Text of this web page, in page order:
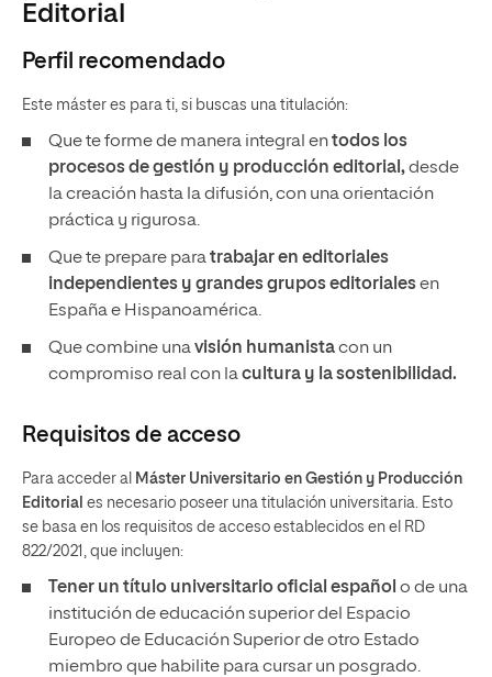
Editorial
Perfil recomendado
Este máster es para ti, si buscas una titulación:
Que te forme de manera integral entodos los
procesos de gestión y producción editorial,desde
la creación hasta la difusión, con una orientación
práctica y rigurosa.
Que te prepare paratrabajar en editoriales
independientes y grandes grupos editorialesen
España e Hispanoamérica.
Que combine unavisión humanistacon un
compromiso real con lacultura y la sostenibilidad.
Requisitos de acceso
Para acceder al Máster Universitario en Gestión y Producción
Editorial es necesario poseer una titulación universitaria. Esto
se basa en los requisitos de acceso establecidos en el RD
822/2021, que incluyen:
Tener un título universitario oficial español o de una
institución de educación superior del Espacio
Europeo de Educación Superior de otro Estado
miembro que habilite para cursar un posgrado.